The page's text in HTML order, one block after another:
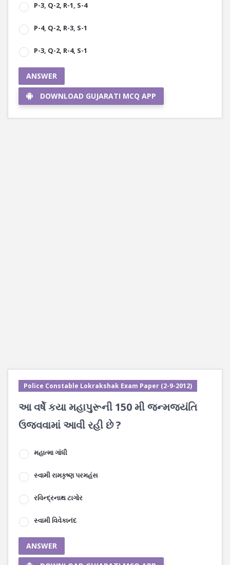
P-3, Q-2, R-1, S-4
P-4, Q-2, R-3, S-1
P-3, Q-2, R-4, S-1
ANSWER
DOWNLOAD GUJARATI MCQ APP
Police Constable Lokrakshak Exam Paper (2-9-2012)
આ વર્ષે કયા મહાપુરૂની 150 મી જન્મજયંતિ
ઉજવવામાં આવી રહી છે ?
મહાત્મા ગાંધી
સ્વામી રામકૃષ્ણ પરમહંસ
રવિન્દ્રનાથ ટાગોર
સ્વામી વિવેકાનંદ
ANSWER